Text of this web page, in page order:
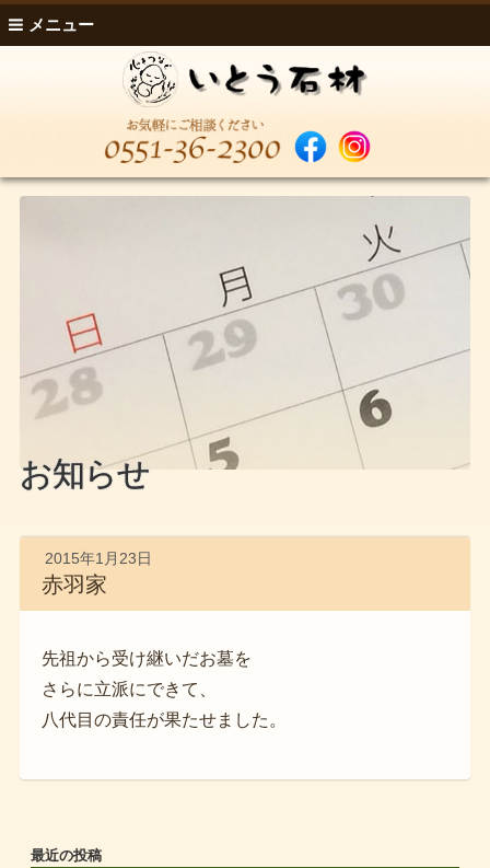
メニュー
お知らせ
2015年1月23日
赤羽家
先祖から受け継いだお墓を
さらに立派にできて、
八代目の責任が果たせました。
最近の投稿